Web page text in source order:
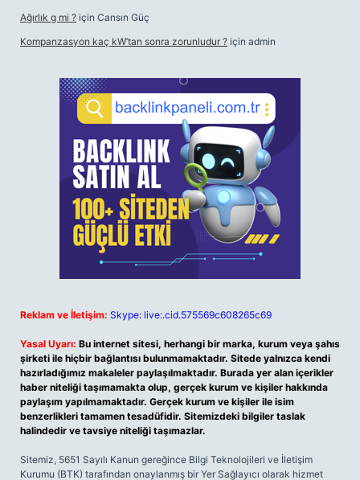
Ağırlık g mi ? için Cansın Güç
Kompanzasyon kaç kW’tan sonra zorunludur ? için admin
Reklam ve İletişim: Skype: live:.cid.575569c608265c69
Yasal Uyarı: Bu internet sitesi, herhangi bir marka, kurum veya şahıs
şirketi ile hiçbir bağlantısı bulunmamaktadır. Sitede yalnızca kendi
hazırladığımız makaleler paylaşılmaktadır. Burada yer alan içerikler
haber niteliği taşımamakta olup, gerçek kurum ve kişiler hakkında
paylaşım yapılmamaktadır. Gerçek kurum ve kişiler ile isim
benzerlikleri tamamen tesadüfidir. Sitemizdeki bilgiler taslak
halindedir ve tavsiye niteliği taşımazlar.
Sitemiz, 5651 Sayılı Kanun gereğince Bilgi Teknolojileri ve İletişim
Kurumu (BTK) tarafından onaylanmış bir Yer Sağlayıcı olarak hizmet